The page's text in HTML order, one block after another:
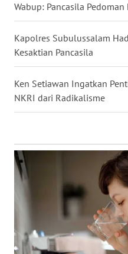
Wabup: Pancasila Pedoman
Kapolres Subulussalam
Kesaktian Pancasila
Ken Setiawan Ingatkan
NKRI dari Radikalisme
WN
WN
DANAU
TOBA
WN